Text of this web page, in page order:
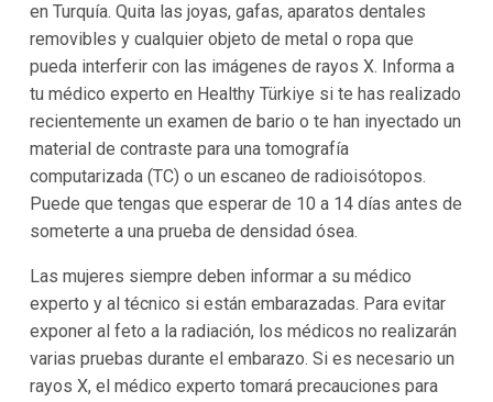
en Turquía. Quita las joyas, gafas, aparatos dentales
removibles y cualquier objeto de metal o ropa que
pueda interferir con las imágenes de rayos X. Informa a
tu médico experto en Healthy Türkiye si te has realizado
recientemente un examen de bario o te han inyectado un
material de contraste para una tomografía
computarizada (TC) o un escaneo de radioisótopos.
Puede que tengas que esperar de 10 a 14 días antes de
someterte a una prueba de densidad ósea.
Las mujeres siempre deben informar a su médico
experto y al técnico si están embarazadas. Para evitar
exponer al feto a la radiación, los médicos no realizarán
varias pruebas durante el embarazo. Si es necesario un
rayos X, el médico experto tomará precauciones para